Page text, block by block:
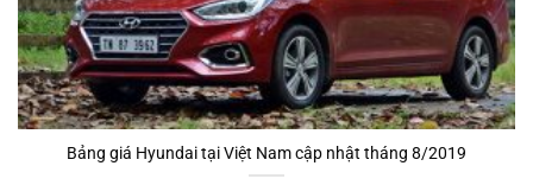
Bảng giá Hyundai tại Việt Nam cập nhật tháng 8/2019